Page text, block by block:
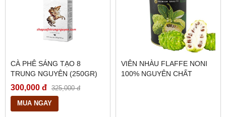
CÀ PHÊ SÁNG TẠO 8
TRUNG NGUYÊN (250GR)
300,000 đ 325,000 đ
MUA NGAY
VIÊN NHÀU FLAFFE NONI
100% NGUYÊN CHẤT